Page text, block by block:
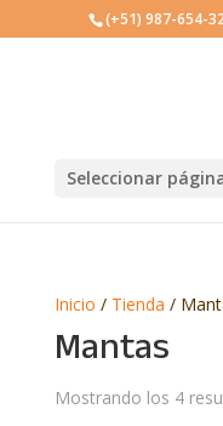
(+51) 987-654-
Seleccionar
Inicio / Tienda /
Mantas
Mostrando los 4